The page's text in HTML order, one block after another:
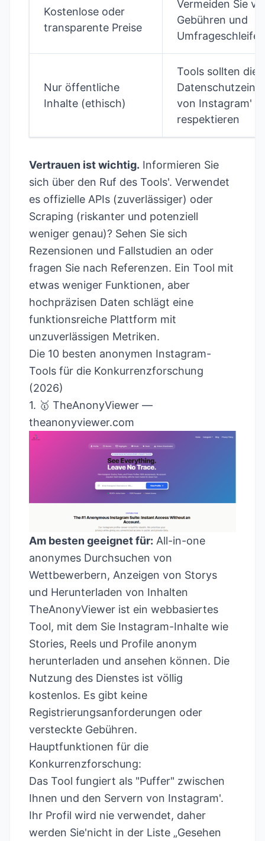
Kostenlose oder
transparente Preise
Vermeiden Sie
Gebühren und
Umfrageschleifen
Nur öffentliche
Inhalte (ethisch)
Tools sollten die
von Instagram'
respektieren
Vertrauen ist wichtig. Informieren Sie
sich über den Ruf des Tools'. Verwendet
es offizielle APIs (zuverlässiger) oder
Scraping (riskanter und potenziell
weniger genau)? Sehen Sie sich
Rezensionen und Fallstudien an oder
fragen Sie nach Referenzen. Ein Tool mit
etwas weniger Funktionen, aber
hochpräzisen Daten schlägt eine
funktionsreiche Plattform mit
unzuverlässigen Metriken.
Die 10 besten anonymen Instagram-
Tools für die Konkurrenzforschung
(2026)
1. 🥇 TheAnonyViewer —
theanonyviewer.com
Am besten geeignet für: All-in-one
anonymes Durchsuchen von
Wettbewerbern, Anzeigen von Storys
und Herunterladen von Inhalten
TheAnonyViewer ist ein webbasiertes
Tool, mit dem Sie Instagram-Inhalte wie
Stories, Reels und Profile anonym
herunterladen und ansehen können. Die
Nutzung des Dienstes ist völlig
kostenlos. Es gibt keine
Registrierungsanforderungen oder
versteckte Gebühren.
Hauptfunktionen für die
Konkurrenzforschung:
Das Tool fungiert als "Puffer" zwischen
Ihnen und den Servern von Instagram'.
Ihr Profil wird nie verwendet, daher
werden Sie'nicht in der Liste „Gesehen